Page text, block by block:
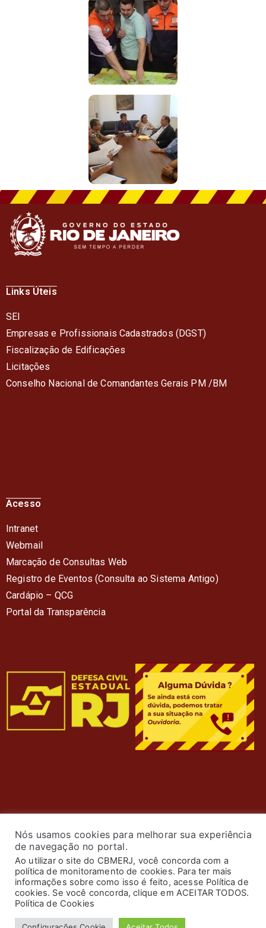
Links Úteis
SEI
Empresas e Profissionais Cadastrados (DGST)
Fiscalização de Edificações
Licitações
Conselho Nacional de Comandantes Gerais PM /BM
Acesso
Intranet
Webmail
Marcação de Consultas Web
Registro de Eventos (Consulta ao Sistema Antigo)
Cardápio – QCG
Portal da Transparência
© 2024 Corpo de Bombeiros Militar do Estado do Rio de
Janeiro. Todos os Direitos Reservados. Desenvolvimento
Nós usamos cookies para melhorar sua experiência
de navegação no portal.
Ao utilizar o site do CBMERJ, você concorda com a
política de monitoramento de cookies. Para ter mais
informações sobre como isso é feito, acesse Política de
cookies. Se você concorda, clique em ACEITAR TODOS.
Política de Cookies